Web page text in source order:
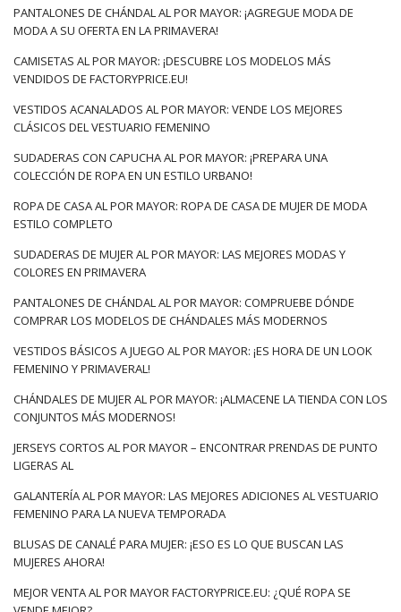
PANTALONES DE CHÁNDAL AL POR MAYOR: ¡AGREGUE MODA DE
MODA A SU OFERTA EN LA PRIMAVERA!
CAMISETAS AL POR MAYOR: ¡DESCUBRE LOS MODELOS MÁS
VENDIDOS DE FACTORYPRICE.EU!
VESTIDOS ACANALADOS AL POR MAYOR: VENDE LOS MEJORES
CLÁSICOS DEL VESTUARIO FEMENINO
SUDADERAS CON CAPUCHA AL POR MAYOR: ¡PREPARA UNA
COLECCIÓN DE ROPA EN UN ESTILO URBANO!
ROPA DE CASA AL POR MAYOR: ROPA DE CASA DE MUJER DE MODA
ESTILO COMPLETO
SUDADERAS DE MUJER AL POR MAYOR: LAS MEJORES MODAS Y
COLORES EN PRIMAVERA
PANTALONES DE CHÁNDAL AL POR MAYOR: COMPRUEBE DÓNDE
COMPRAR LOS MODELOS DE CHÁNDALES MÁS MODERNOS
VESTIDOS BÁSICOS A JUEGO AL POR MAYOR: ¡ES HORA DE UN LOOK
FEMENINO Y PRIMAVERAL!
CHÁNDALES DE MUJER AL POR MAYOR: ¡ALMACENE LA TIENDA CON LOS
CONJUNTOS MÁS MODERNOS!
JERSEYS CORTOS AL POR MAYOR – ENCONTRAR PRENDAS DE PUNTO
LIGERAS AL
GALANTERÍA AL POR MAYOR: LAS MEJORES ADICIONES AL VESTUARIO
FEMENINO PARA LA NUEVA TEMPORADA
BLUSAS DE CANALÉ PARA MUJER: ¡ESO ES LO QUE BUSCAN LAS
MUJERES AHORA!
MEJOR VENTA AL POR MAYOR FACTORYPRICE.EU: ¿QUÉ ROPA SE